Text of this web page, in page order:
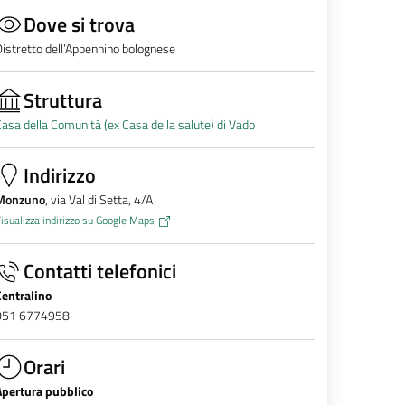
Dove si trova
dell’Appennino bolognese
Struttura
della Comunità (ex Casa della salute) di Vado
Indirizzo
, via Val di Setta, 4/A
indirizzo su Google Maps
Contatti telefonici
6774958
Orari
pubblico